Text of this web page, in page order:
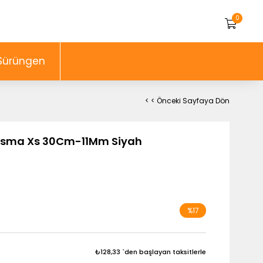
0
< < Önceki Sayfaya Dön
Xs 30Cm-11Mm Siyah
%17
₺128,33 `den başlayan taksitlerle